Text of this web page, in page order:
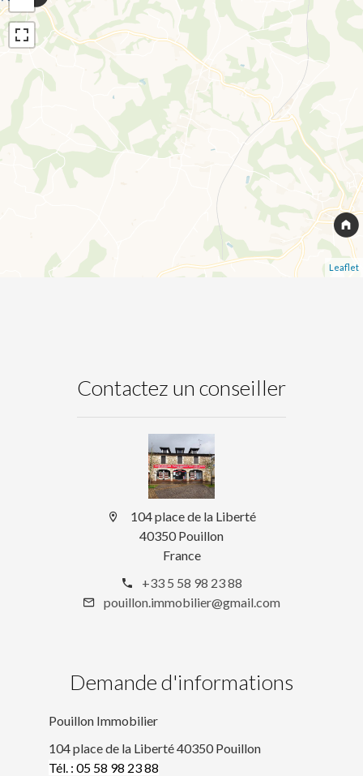
Leaflet
Contactez un conseiller
104 place de la Liberté
40350 Pouillon
France
+33 5 58 98 23 88
pouillon.immobilier@gmail.com
Demande d'informations
Pouillon Immobilier
104 place de la Liberté 40350 Pouillon
Tél. : 05 58 98 23 88